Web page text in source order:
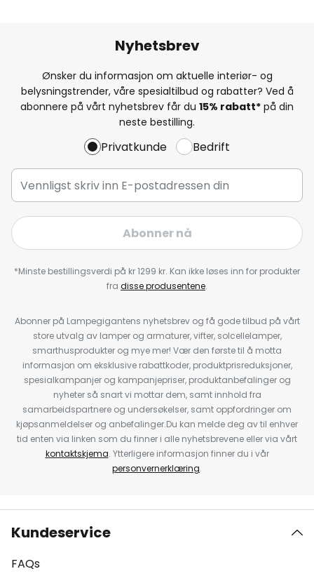
Nyhetsbrev
Ønsker du informasjon om aktuelle interiør- og
belysningstrender, våre spesialtilbud og rabatter? Ved å
abonnere på vårt nyhetsbrev får du 15% rabatt* på din
neste bestilling.
Privatkunde Bedrift
Abonner nå
*Minste bestillingsverdi på kr 1299 kr. Kan ikke løses inn for produkter
fra disse produsentene.
Abonner på Lampegigantens nyhetsbrev og få gode tilbud på vårt
store utvalg av lamper og armaturer, vifter, solcellelamper,
smarthusprodukter og mye mer! Vær den første til å motta
informasjon om eksklusive rabattkoder, produktprisreduksjoner,
spesialkampanjer og kampanjepriser, produktanbefalinger og
nyheter så snart vi mottar dem, samt innhold fra
samarbeidspartnere og undersøkelser, samt oppfordringer om
kjøpsanmeldelser og anbefalinger.Du kan melde deg av til enhver
tid enten via linken som du finner i alle nyhetsbrevene eller via vårt
kontaktskjema. Ytterligere informasjon finner du i vår
personvernerklæring.
Kundeservice
FAQs